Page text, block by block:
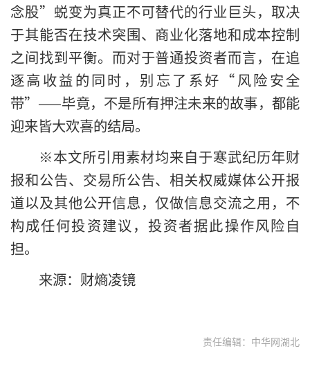
念股”蜕变为真正不可替代的行业巨头，取决
于其能否在技术突围、商业化落地和成本控制
之间找到平衡。而对于普通投资者而言，在追
逐高收益的同时，别忘了系好“风险安全
带”——毕竟，不是所有押注未来的故事，都能
迎来皆大欢喜的结局。
※本文所引用素材均来自于寒武纪历年财
报和公告、交易所公告、相关权威媒体公开报
道以及其他公开信息，仅做信息交流之用，不
构成任何投资建议，投资者据此操作风险自
担。
来源：财熵凌镜
责任编辑：中华网湖北